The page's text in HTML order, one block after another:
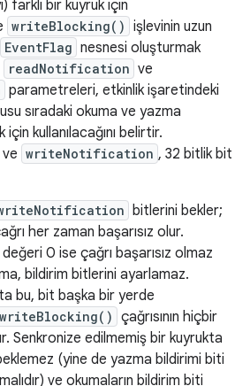
farklı bir kuyruk için
writeBlocking() işlevinin uzun
EventFlag nesnesi oluşturmak
readNotification ve
parametreleri, etkinlik işaretindeki
sıradaki okuma ve yazma
kullanılacağını belirtir.
ve writeNotification , 32 bitlik bit
bitlerini bekler;
her zaman başarısız olur.
değeri 0 ise çağrı başarısız olmaz
bildirim bitlerini ayarlamaz.
bu, bit başka bir yerde
writeBlocking() çağrısının hiçbir
Senkronize edilmemiş bir kuyrukta
(yine de yazma bildirimi biti
ve okumaların bildirim biti